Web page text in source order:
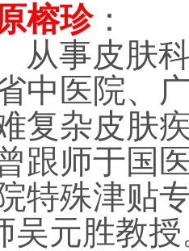
榕珍：
从事皮肤
中医院、
复杂皮肤
跟师于国
特殊津贴
吴元胜教授